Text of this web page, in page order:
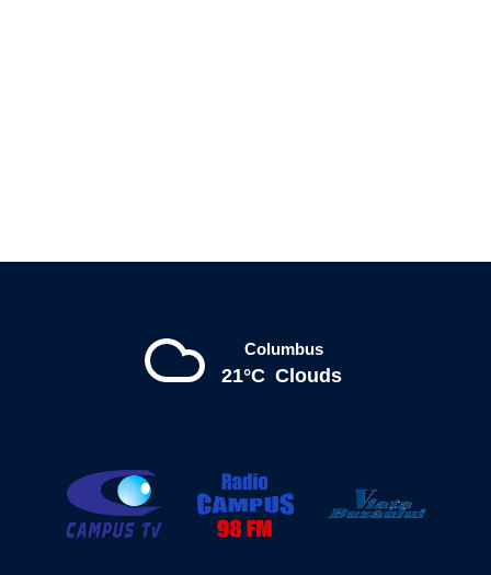
Columbus
21°C Clouds